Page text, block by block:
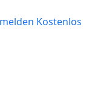
Kostenlos